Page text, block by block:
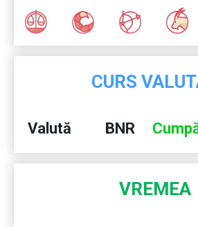
CURS
Valută BNR
VREMEA